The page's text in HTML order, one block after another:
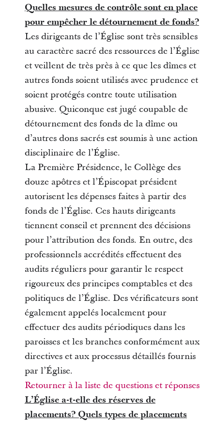
Quelles mesures de contrôle sont en place
pour empêcher le détournement de fonds?
Les dirigeants de l’Église sont très sensibles
au caractère sacré des ressources de l’Église
et veillent de très près à ce que les dîmes et
autres fonds soient utilisés avec prudence et
soient protégés contre toute utilisation
abusive. Quiconque est jugé coupable de
détournement des fonds de la dîme ou
d’autres dons sacrés est soumis à une action
disciplinaire de l’Église.
La Première Présidence, le Collège des
douze apôtres et l’Épiscopat président
autorisent les dépenses faites à partir des
fonds de l’Église. Ces hauts dirigeants
tiennent conseil et prennent des décisions
pour l’attribution des fonds. En outre, des
professionnels accrédités effectuent des
audits réguliers pour garantir le respect
rigoureux des principes comptables et des
politiques de l’Église. Des vérificateurs sont
également appelés localement pour
effectuer des audits périodiques dans les
paroisses et les branches conformément aux
directives et aux processus détaillés fournis
par l’Église.
Retourner à la liste de questions et réponses
L’Église a-t-elle des réserves de
placements? Quels types de placements